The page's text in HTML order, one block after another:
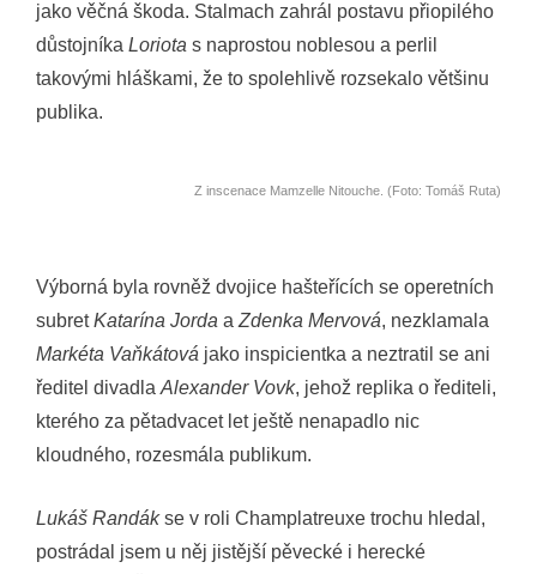
jako věčná škoda. Stalmach zahrál postavu přiopilého
důstojníka Loriota s naprostou noblesou a perlil
takovými hláškami, že to spolehlivě rozsekalo většinu
publika.
Z inscenace Mamzelle Nitouche. (Foto: Tomáš Ruta)
Výborná byla rovněž dvojice hašteřících se operetních
subretKatarína Jorda a Zdenka Mervová, nezklamala
Markéta Vaňkátová jako inspicientka a neztratil se ani
ředitel divadla Alexander Vovk, jehož replika o řediteli,
kterého za pětadvacet let ještě nenapadlo nic
kloudného, rozesmála publikum.
Lukáš Randákse v roli Champlatreuxe trochu hledal,
postrádal jsem u něj jistější pěvecké i herecké